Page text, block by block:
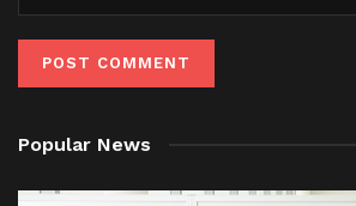
Popular News